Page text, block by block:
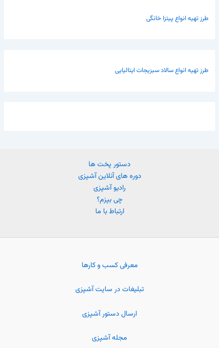
طرز تهیه انواع پیتزا خانگی
طرز تهیه انواع سالاد سبزیجات ایتالیایی
دستور پخت ها
دوره های آنلاین آشپزی
رادیو آشپزی
چی بپزم؟
ارتباط با ما
معرفی کسب و کارها
تبلیغات در سایت آشپزی
ارسال دستور آشپزی
مجله آشپزی